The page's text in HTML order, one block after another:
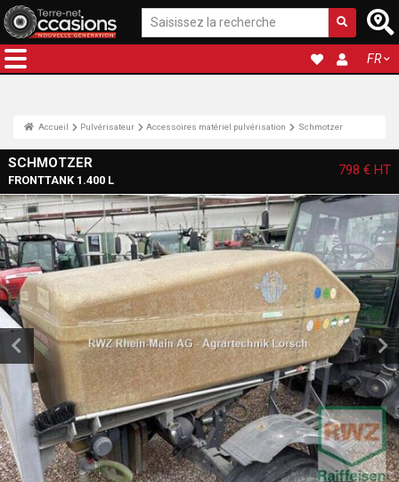
FR
Accueil Pulvérisateur Accessoires matériel pulvérisation Schmotzer
SCHMOTZER
FRONTTANK 1.400 L
798 € HT